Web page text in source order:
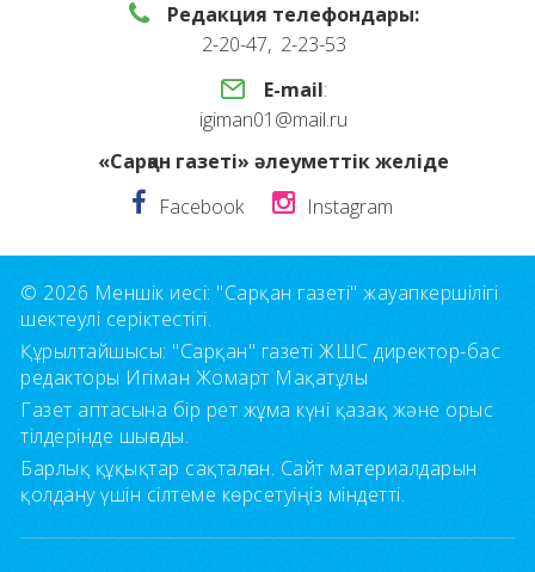
Редакция телефондары:
2-20-47, 2-23-53
E-mail:
igiman01@mail.ru
«Сарқан газеті» әлеуметтік желіде
Facebook
Instagram
© 2026 Меншік иесі: "Сарқан газеті" жауапкершілігі
шектеулі серіктестігі.
Құрылтайшысы: "Сарқан" газеті ЖШС директор-бас
редакторы Игіман Жомарт Мақатұлы
Газет аптасына бір рет жұма күні қазақ және орыс
тілдерінде шығады.
Барлық құқықтар сақталған. Сайт материалдарын
қолдану үшін сілтеме көрсетуіңіз міндетті.